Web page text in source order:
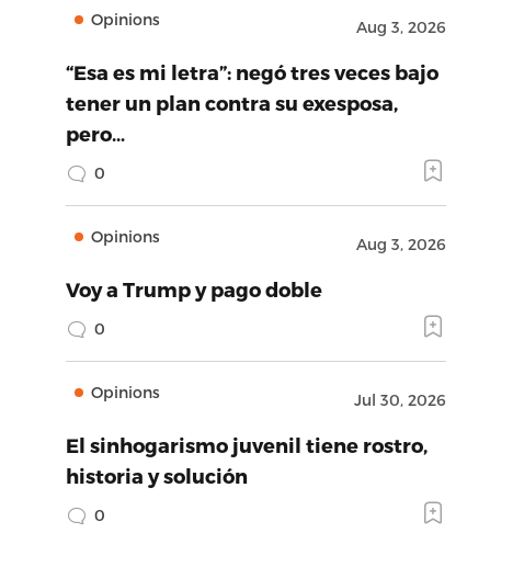
Opinions Aug 3, 2026
“Esa es mi letra”: negó tres veces bajo
tener un plan contra su exesposa,
pero…
0
Opinions Aug 3, 2026
Voy a Trump y pago doble
0
Opinions Jul 30, 2026
El sinhogarismo juvenil tiene rostro,
historia y solución
0